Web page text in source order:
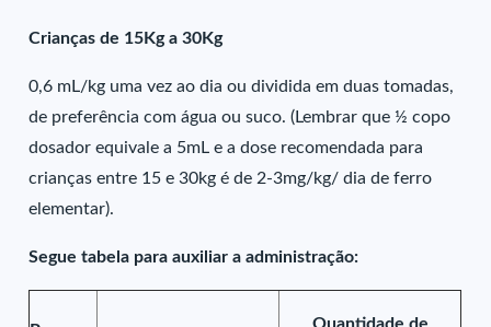
Crianças de 15Kg a 30Kg
0,6 mL/kg uma vez ao dia ou dividida em duas tomadas,
de preferência com água ou suco. (Lembrar que ½ copo
dosador equivale a 5mL e a dose recomendada para
crianças entre 15 e 30kg é de 2-3mg/kg/ dia de ferro
elementar).
Segue tabela para auxiliar a administração: